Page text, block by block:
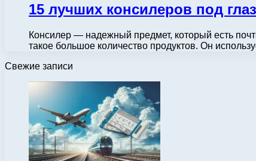
15 лучших консилеров под
Консилер — надежный предмет, который есть
такое большое количество продуктов. Он
Свежие записи